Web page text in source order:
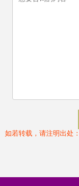
如若转载，请注明出处